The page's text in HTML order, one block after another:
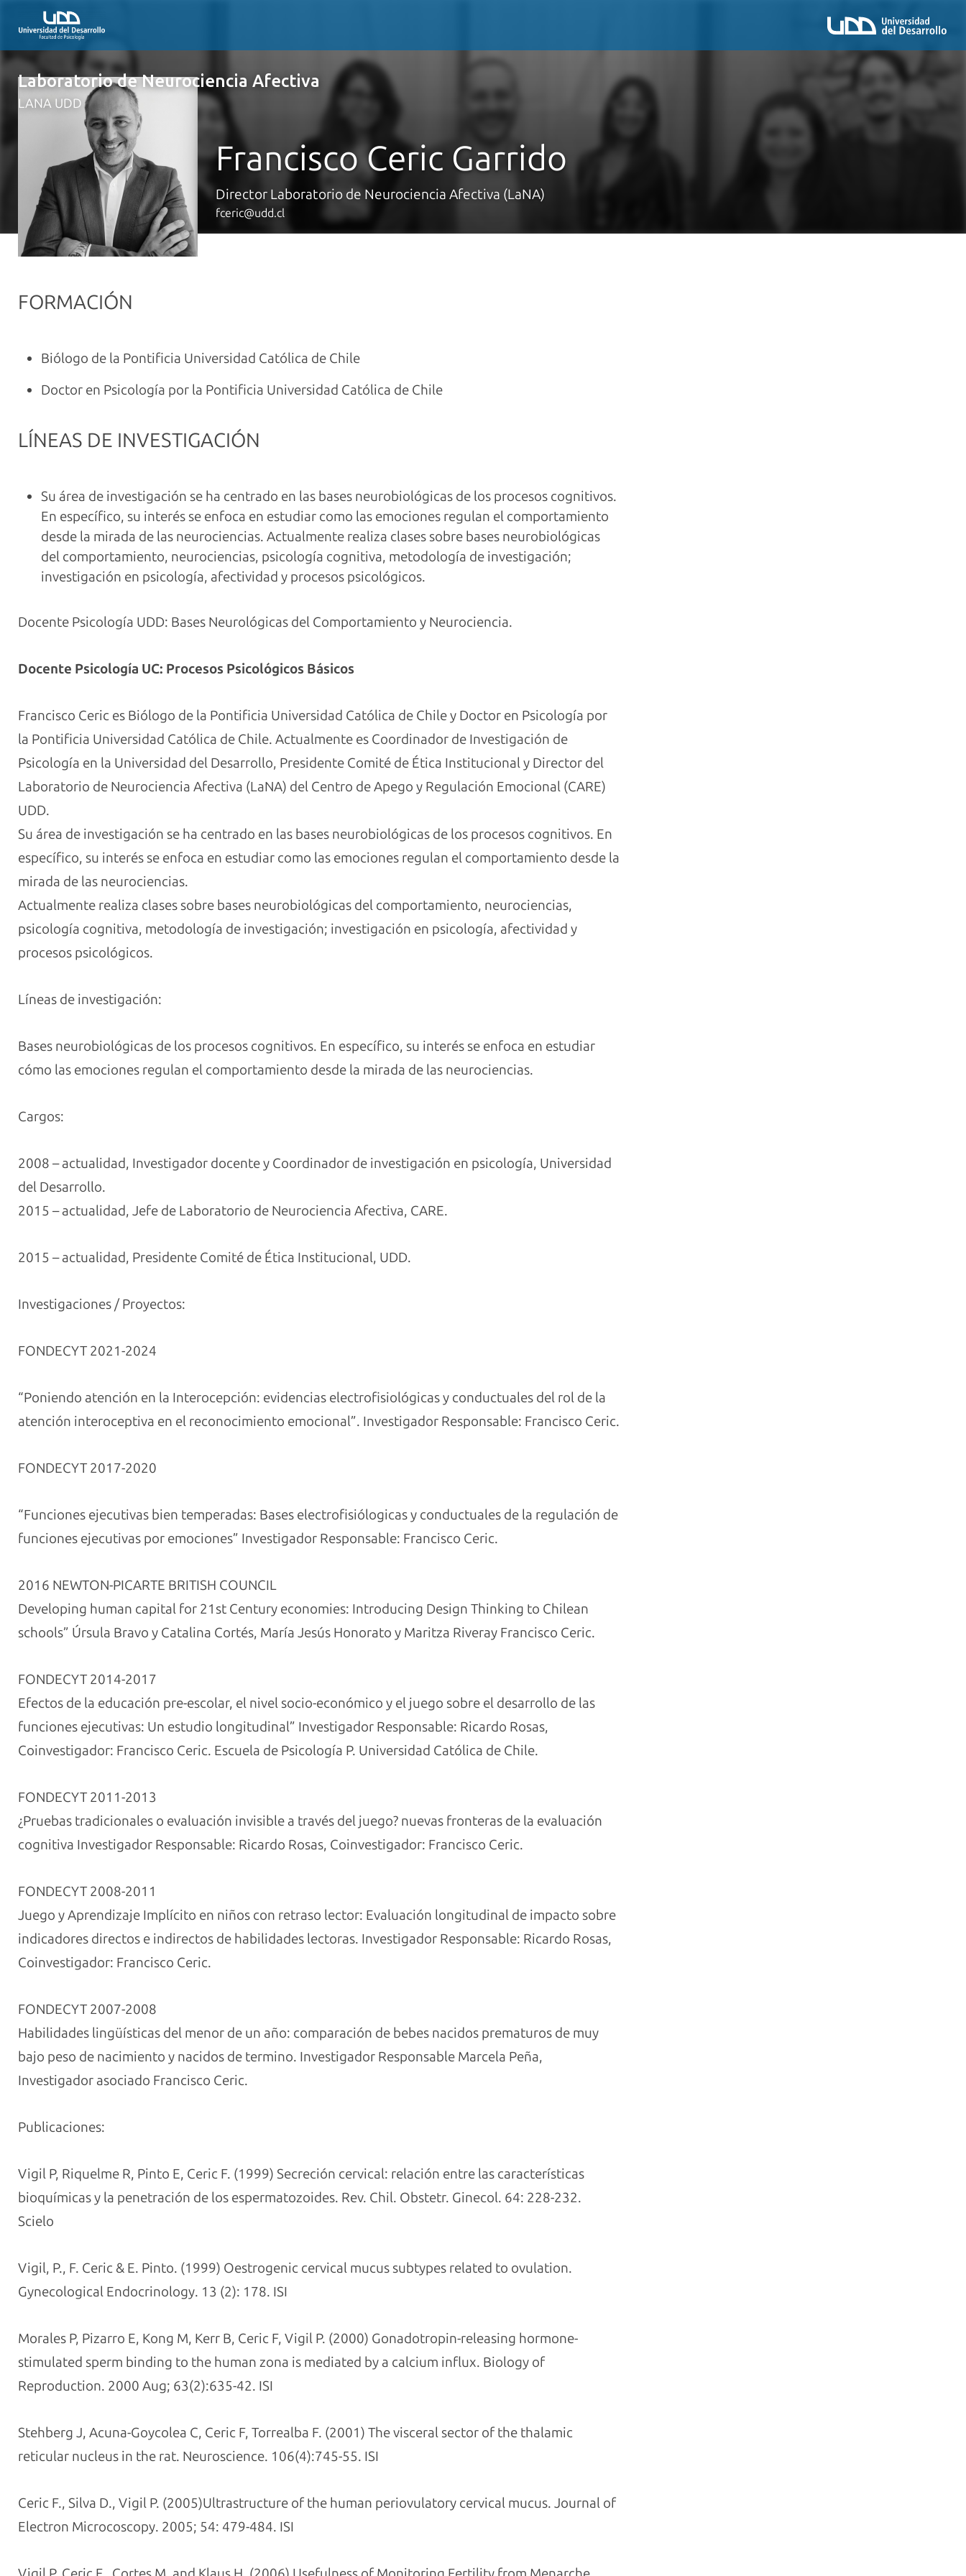
Laboratorio de Neurociencia Afectiva
LANA UDD
Francisco Ceric Garrido
Director Laboratorio de Neurociencia Afectiva (LaNA)
fceric@udd.cl
FORMACIÓN
Biólogo de la Pontificia Universidad Católica de Chile
Doctor en Psicología por la Pontificia Universidad Católica de Chile
LÍNEAS DE INVESTIGACIÓN
Su área de investigación se ha centrado en las bases neurobiológicas de los procesos cognitivos.
En específico, su interés se enfoca en estudiar como las emociones regulan el comportamiento
desde la mirada de las neurociencias. Actualmente realiza clases sobre bases neurobiológicas
del comportamiento, neurociencias, psicología cognitiva, metodología de investigación;
investigación en psicología, afectividad y procesos psicológicos.
Docente Psicología UDD: Bases Neurológicas del Comportamiento y Neurociencia.
Docente Psicología UC: Procesos Psicológicos Básicos
Francisco Ceric es Biólogo de la Pontificia Universidad Católica de Chile y Doctor en Psicología por
la Pontificia Universidad Católica de Chile. Actualmente es Coordinador de Investigación de
Psicología en la Universidad del Desarrollo, Presidente Comité de Ética Institucional y Director del
Laboratorio de Neurociencia Afectiva (LaNA) del Centro de Apego y Regulación Emocional (CARE)
UDD.
Su área de investigación se ha centrado en las bases neurobiológicas de los procesos cognitivos. En
específico, su interés se enfoca en estudiar como las emociones regulan el comportamiento desde la
mirada de las neurociencias.
Actualmente realiza clases sobre bases neurobiológicas del comportamiento, neurociencias,
psicología cognitiva, metodología de investigación; investigación en psicología, afectividad y
procesos psicológicos.
Líneas de investigación:
Bases neurobiológicas de los procesos cognitivos. En específico, su interés se enfoca en estudiar
cómo las emociones regulan el comportamiento desde la mirada de las neurociencias.
Cargos:
2008 – actualidad, Investigador docente y Coordinador de investigación en psicología, Universidad
del Desarrollo.
2015 – actualidad, Jefe de Laboratorio de Neurociencia Afectiva, CARE.
2015 – actualidad, Presidente Comité de Ética Institucional, UDD.
Investigaciones / Proyectos:
FONDECYT 2021-2024
“Poniendo atención en la Interocepción: evidencias electrofisiológicas y conductuales del rol de la
atención interoceptiva en el reconocimiento emocional”. Investigador Responsable: Francisco Ceric.
FONDECYT 2017-2020
“Funciones ejecutivas bien temperadas: Bases electrofisiólogicas y conductuales de la regulación de
funciones ejecutivas por emociones” Investigador Responsable: Francisco Ceric.
2016 NEWTON-PICARTE BRITISH COUNCIL
Developing human capital for 21st Century economies: Introducing Design Thinking to Chilean
schools” Úrsula Bravo y Catalina Cortés, María Jesús Honorato y Maritza Riveray Francisco Ceric.
FONDECYT 2014-2017
Efectos de la educación pre-escolar, el nivel socio-económico y el juego sobre el desarrollo de las
funciones ejecutivas: Un estudio longitudinal” Investigador Responsable: Ricardo Rosas,
Coinvestigador: Francisco Ceric. Escuela de Psicología P. Universidad Católica de Chile.
FONDECYT 2011-2013
¿Pruebas tradicionales o evaluación invisible a través del juego? nuevas fronteras de la evaluación
cognitiva Investigador Responsable: Ricardo Rosas, Coinvestigador: Francisco Ceric.
FONDECYT 2008-2011
Juego y Aprendizaje Implícito en niños con retraso lector: Evaluación longitudinal de impacto sobre
indicadores directos e indirectos de habilidades lectoras. Investigador Responsable: Ricardo Rosas,
Coinvestigador: Francisco Ceric.
FONDECYT 2007-2008
Habilidades lingüísticas del menor de un año: comparación de bebes nacidos prematuros de muy
bajo peso de nacimiento y nacidos de termino. Investigador Responsable Marcela Peña,
Investigador asociado Francisco Ceric.
Publicaciones:
Vigil P, Riquelme R, Pinto E, Ceric F. (1999) Secreción cervical: relación entre las características
bioquímicas y la penetración de los espermatozoides. Rev. Chil. Obstetr. Ginecol. 64: 228-232.
Scielo
Vigil, P., F. Ceric & E. Pinto. (1999) Oestrogenic cervical mucus subtypes related to ovulation.
Gynecological Endocrinology. 13 (2): 178. ISI
Morales P, Pizarro E, Kong M, Kerr B, Ceric F, Vigil P. (2000) Gonadotropin-releasing hormone-
stimulated sperm binding to the human zona is mediated by a calcium influx. Biology of
Reproduction. 2000 Aug; 63(2):635-42. ISI
Stehberg J, Acuna-Goycolea C, Ceric F, Torrealba F. (2001) The visceral sector of the thalamic
reticular nucleus in the rat. Neuroscience. 106(4):745-55. ISI
Ceric F., Silva D., Vigil P. (2005)Ultrastructure of the human periovulatory cervical mucus. Journal of
Electron Microcoscopy. 2005; 54: 479-484. ISI